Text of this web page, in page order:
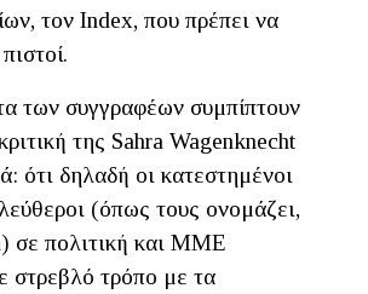
τον Index, που πρέπει να
των συγγραφέων συμπίπτουν
της Sahra Wagenknecht
ότι δηλαδή οι κατεστημένoι
(όπως τους ονομάζει,
σε πολιτική και ΜΜΕ
στρεβλό τρόπο με τα